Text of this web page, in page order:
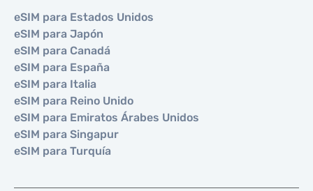
eSIM para Estados Unidos
eSIM para Japón
eSIM para Canadá
eSIM para España
eSIM para Italia
eSIM para Reino Unido
eSIM para Emiratos Árabes Unidos
eSIM para Singapur
eSIM para Turquía